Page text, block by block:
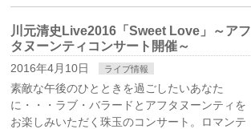
川元清史Live2016「Sweet Love」～アフ
タヌーンティコンサート開催～
2016年4月10日 ライブ情報
素敵な午後のひとときを過ごしたいあなた
に・・・ラブ・バラードとアフタヌーンティを
お楽しみいただく珠玉のコンサート。ロマンテ